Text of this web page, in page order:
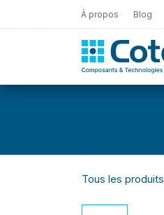
À propos Blog
Tous les produits